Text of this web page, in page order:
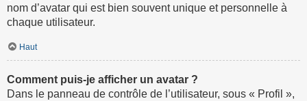
nom d’avatar qui est bien souvent unique et personnelle à
chaque utilisateur.
Haut
Comment puis-je afficher un avatar ?
Dans le panneau de contrôle de l’utilisateur, sous « Profil »,